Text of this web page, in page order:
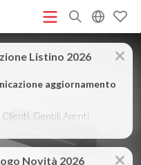
2026
DECORATIVE
2025
PROFILE GB(3M) COMPANY
Sincronizzazione (110K)